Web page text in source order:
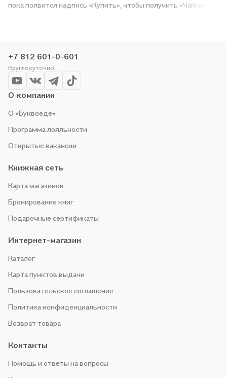
пока появится надпись «Купить», чтобы получить «Чайников
организуем конкурсы и проводим акции. Оставайтесь с нами,
чтобы не упустить выгоду!
+7 812 601-0-601
Круглосуточно
О компании
О «Буквоеде»
Программа лояльности
Открытые вакансии
Книжная сеть
Карта магазинов
Бронирование книг
Подарочные сертификаты
Интернет-магазин
Каталог
Карта пунктов выдачи
Пользовательское соглашение
Политика конфиденциальности
Возврат товара
Контакты
Помощь и ответы на вопросы